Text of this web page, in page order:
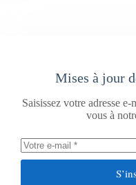
Mises à jour
Saisissez votre adresse
vous à